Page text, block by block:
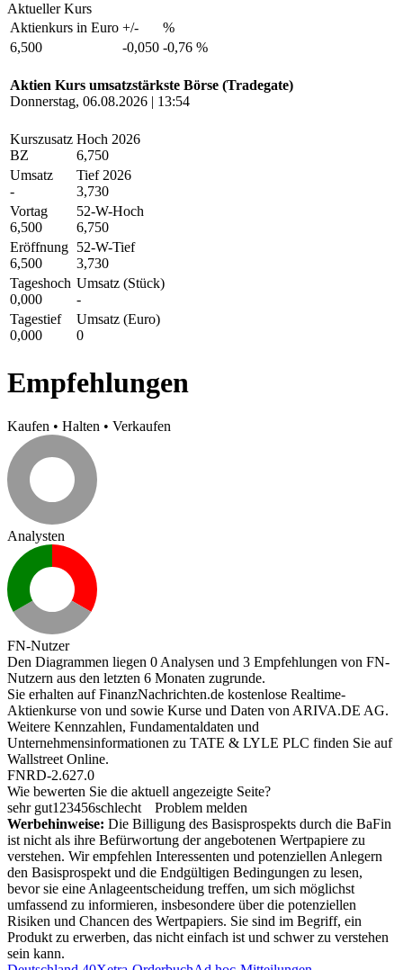
Aktueller Kurs
Aktienkurs in Euro +/-
%
6,500
-0,050 -0,76 %
Aktien Kurs umsatzstärkste Börse (Tradegate)
Donnerstag, 06.08.2026 | 13:54
Kurszusatz
BZ
Hoch 2026
6,750
Umsatz
-
Tief 2026
3,730
Vortag
6,500
52-W-Hoch
6,750
Eröffnung
6,500
52-W-Tief
3,730
Tageshoch
0,000
Umsatz (Stück)
-
Tagestief
0,000
Umsatz (Euro)
0
Empfehlungen
Kaufen • Halten • Verkaufen
Analysten
FN-Nutzer
Den Diagrammen liegen 0 Analysen und 3 Empfehlungen von FN-
Nutzern aus den letzten 6 Monaten zugrunde.
Sie erhalten auf FinanzNachrichten.de kostenlose Realtime-
Aktienkurse von und sowie Kurse und Daten von ARIVA.DE AG.
Weitere Kennzahlen, Fundamentaldaten und
Unternehmensinformationen zu TATE & LYLE PLC finden Sie auf
Wallstreet Online.
FNRD-2.627.0
Wie bewerten Sie die aktuell angezeigte Seite?
sehr gut1 23456schlecht
Problem melden
Werbehinweise: Die Billigung des Basisprospekts durch die BaFin
ist nicht als ihre Befürwortung der angebotenen Wertpapiere zu
verstehen. Wir empfehlen Interessenten und potenziellen Anlegern
den Basisprospekt und die Endgültigen Bedingungen zu lesen,
bevor sie eine Anlageentscheidung treffen, um sich möglichst
umfassend zu informieren, insbesondere über die potenziellen
Risiken und Chancen des Wertpapiers. Sie sind im Begriff, ein
Produkt zu erwerben, das nicht einfach ist und schwer zu verstehen
sein kann.